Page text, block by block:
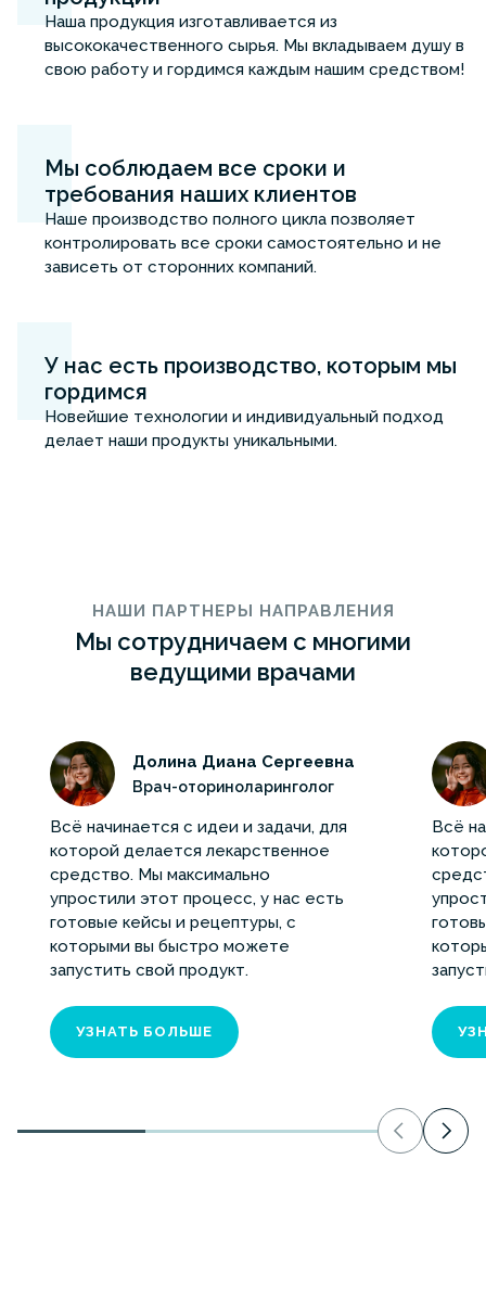
Наша продукция изготавливается из
высококачественного сырья. Мы вкладываем душу в
свою работу и гордимся каждым нашим средством!
Мы соблюдаем все сроки и
требования наших клиентов
Наше производство полного цикла позволяет
контролировать все сроки самостоятельно и не
зависеть от сторонних компаний.
У нас есть производство, которым мы
гордимся
Новейшие технологии и индивидуальный подход
делает наши продукты уникальными.
НАШИ ПАРТНЕРЫ НАПРАВЛЕНИЯ
Мы сотрудничаем с многими
ведущими врачами
Долина Диана Сергеевна
Врач-оториноларинголог
Всё начинается с идеи и задачи, для
которой делается лекарственное
средство. Мы максимально
упростили этот процесс, у нас есть
готовые кейсы и рецептуры, с
которыми вы быстро можете
запустить свой продукт.
УЗНАТЬ БОЛЬШЕ
Всё